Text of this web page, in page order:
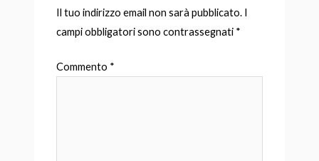
Il tuo indirizzo email non sarà pubblicato. I
campi obbligatori sono contrassegnati *
Commento *